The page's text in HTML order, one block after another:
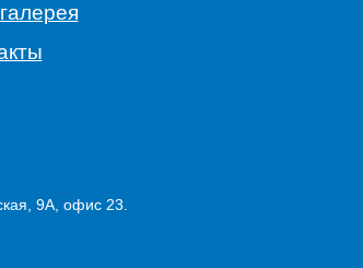
9А, офис 23.